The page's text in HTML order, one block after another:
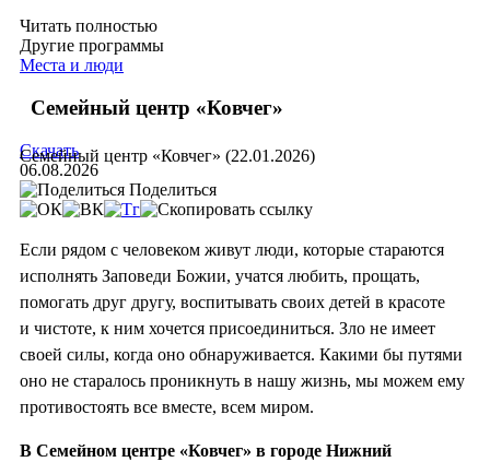
Читать полностью
Другие программы
Места и люди
Семейный центр «Ковчег»
Семейный центр «Ковчег» (22.01.2026)
Скачать
06.08.2026
Поделиться
Если рядом с человеком живут люди, которые стараются
исполнять Заповеди Божии, учатся любить, прощать,
помогать друг другу, воспитывать своих детей в красоте
и чистоте, к ним хочется присоединиться. Зло не имеет
своей силы, когда оно обнаруживается. Какими бы путями
оно не старалось проникнуть в нашу жизнь, мы можем ему
противостоять все вместе, всем миром.
В Семейном центре «Ковчег» в городе Нижний